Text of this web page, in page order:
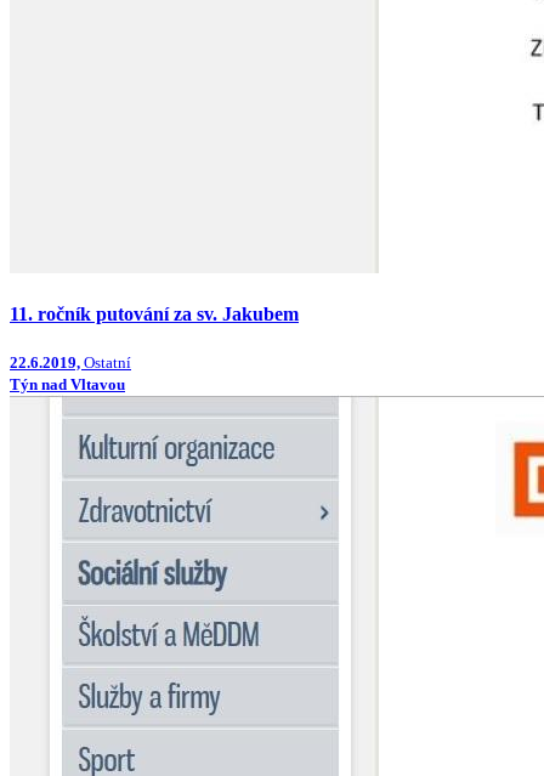
11. ročník putování za sv. Jakubem
22.6.2019, Ostatní
Týn nad Vltavou